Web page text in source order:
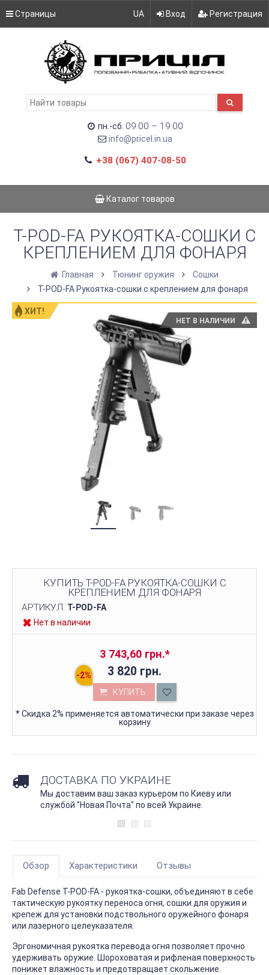
Страницы UA Вход Регистрация
пн.-сб. 09:00 – 19:00
info@pricel.in.ua
+38 (067) 407-08-50
Каталог товаров
T-POD-FA РУКОЯТКА-СОШКИ С
КРЕПЛЕНИЕМ ДЛЯ ФОНАРЯ
Главная Тюнинг оружия
Сошки
T-POD-FA Рукоятка-сошки с креплением для фонаря
ХИТ!
НЕТ В НАЛИЧИИ
КУПИТЬ T-POD-FA РУКОЯТКА-СОШКИ С
КРЕПЛЕНИЕМ ДЛЯ ФОНАРЯ
АРТИКУЛ: T-POD-FA
Нет в наличии
3 743,60 грн.*
3 820 грн.
КУПИТЬ
*Скидка 2% применяется автоматически при заказе через
корзину
ДОСТАВКА ПО УКРАИНЕ
Мы доставим ваш заказ курьером по Киеву или
службой "Новая Почта" по всей Украине.
Обзор Характеристики Отзывы
Fab Defense T-POD-FA - рукоятка-сошки, объединяют в себе
тактическую рукоятку переноса огня, сошки для оружия и
крепеж для установки подствольного оружейного фонаря
или лазерного целеуказателя.
Эргономичная рукоятка перевода огня позволяет прочно
удерживать оружие. Шороховатая и рифленая поверхность
понижет влажность и предотвращает скольжение.